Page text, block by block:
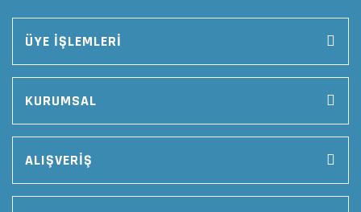
ÜYE İŞLEMLERİ
KURUMSAL
ALIŞVERİŞ